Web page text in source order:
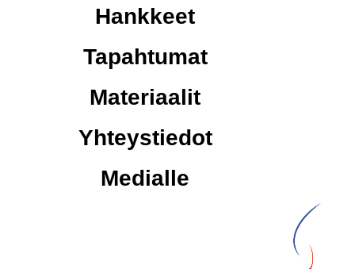
Hankkeet
Tapahtumat
Materiaalit
Yhteystiedot
Medialle